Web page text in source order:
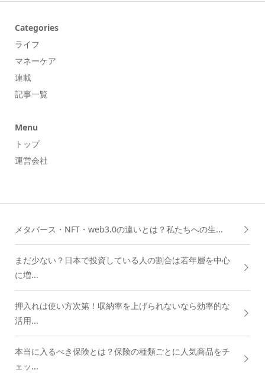
Categories
ライフ
マネーケア
連載
記事一覧
Menu
トップ
運営会社
メタバース・NFT・web3.0の違いとは？私たちへの生...
まだ少ない？日本で投資している人の割合は若年層を中心
に増...
押入れは使い方次第！収納率を上げられないなら効率的な
活用...
本当に入るべき保険とは？保険の種類ごとに人気商品をチ
ェッ...